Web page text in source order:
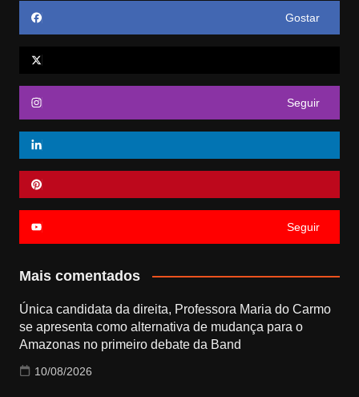
Gostar
Seguir
Seguir
Mais comentados
Única candidata da direita, Professora Maria do Carmo
se apresenta como alternativa de mudança para o
Amazonas no primeiro debate da Band
10/08/2026